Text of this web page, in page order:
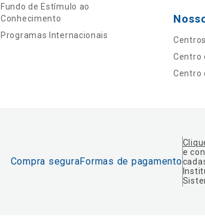
Fundo de Estímulo ao
Conhecimento
Programas Internacionais
Centro
Centro
Compra seguraFormas de pagamento
e